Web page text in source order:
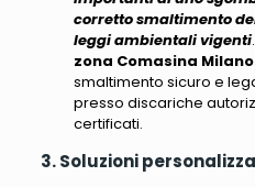
corretto smaltimento
leggi ambientali vigenti.
zona Comasina Milano
smaltimento sicuro e
presso discariche
certificati.
3. Soluzioni